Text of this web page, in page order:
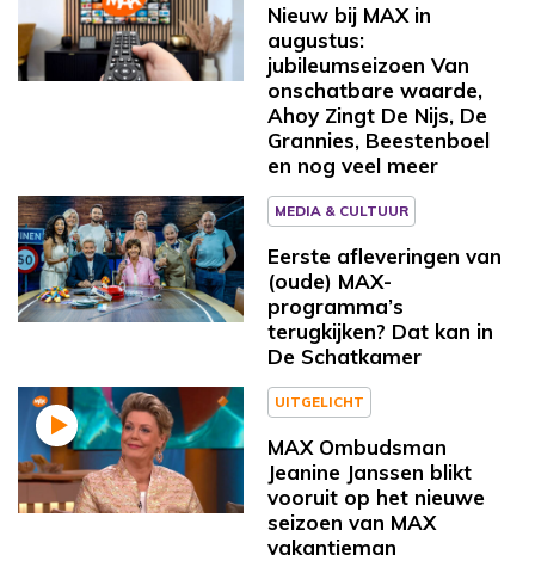
Nieuw bij MAX in
augustus:
jubileumseizoen Van
onschatbare waarde,
Ahoy Zingt De Nijs, De
Grannies, Beestenboel
en nog veel meer
MEDIA & CULTUUR
Eerste afleveringen van
(oude) MAX-
programma’s
terugkijken? Dat kan in
De Schatkamer
UITGELICHT
MAX Ombudsman
Jeanine Janssen blikt
vooruit op het nieuwe
seizoen van MAX
vakantieman